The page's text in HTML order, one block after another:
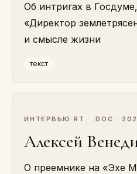
Об интригах в
«Директор
и смысле жизни
текст
ИНТЕРВЬЮ · RT · .DOC ·
Алексей
О преемнике на «Эхе